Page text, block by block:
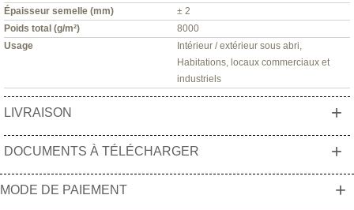
Épaisseur semelle (mm)
± 2
Poids total (g/m²)
8000
Usage
Intérieur / extérieur sous abri,
Habitations, locaux commerciaux et
industriels
LIVRAISON +
DOCUMENTS À TÉLÉCHARGER +
MODE DE PAIEMENT +